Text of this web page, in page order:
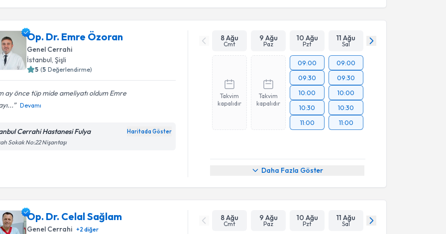
Op. Dr. Emre Özoran
Genel Cerrahi
İstanbul , Şişli
5 (5 Değerlendirme)
ay önce tüp mide ameliyatı oldum Emre
Devamı
Cerrahi Hastanesi Fulya Haritada Göster
Sokak No:22 Nişantaşı
8 Ağu
Cmt
9 Ağu
Paz
10 Ağu
Pzt
11 Ağu
Sal
Takvim
kapalıdır
Takvim
kapalıdır
09:00
09:30
10:00
10:30
11:00
09:00
09:30
10:00
10:30
11:00
Daha Fazla Göster
Op. Dr. Celal Sağlam
Genel Cerrahi +2 diğer
8 Ağu
Cmt
9 Ağu
Paz
10 Ağu
Pzt
11 Ağu
Sal